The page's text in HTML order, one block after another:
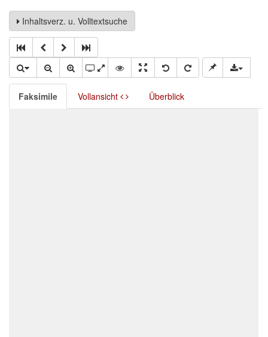
Inhaltsverz. u. Volltextsuche
Faksimile Vollansicht Überblick